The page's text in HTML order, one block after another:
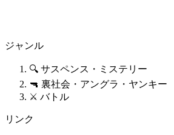
ジャンル
🔍 サスペンス・ミステリー
🔫 裏社会・アングラ・ヤンキー
⚔️ バトル
リンク